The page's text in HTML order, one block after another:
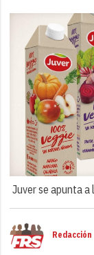
Juver se apunta
Redacción